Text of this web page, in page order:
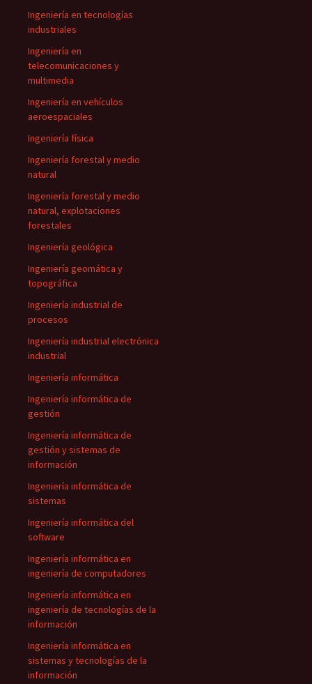
Ingeniería en tecnologías
industriales
Ingeniería en
telecomunicaciones y
multimedia
Ingeniería en vehículos
aeroespaciales
Ingeniería física
Ingeniería forestal y medio
natural
Ingeniería forestal y medio
natural, explotaciones
forestales
Ingeniería geológica
Ingeniería geomática y
topográfica
Ingeniería industrial de
procesos
Ingeniería industrial electrónica
industrial
Ingeniería informática
Ingeniería informática de
gestión
Ingeniería informática de
gestión y sistemas de
información
Ingeniería informática de
sistemas
Ingeniería informática del
software
Ingeniería informática en
ingeniería de computadores
Ingeniería informática en
ingeniería de tecnologías de la
información
Ingeniería informática en
sistemas y tecnologías de la
información